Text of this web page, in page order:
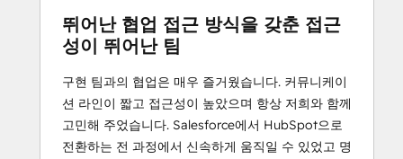
뛰어난 협업 접근 방식을 갖춘 접근
성이 뛰어난 팀
구현 팀과의 협업은 매우 즐거웠습니다. 커뮤니케이
션 라인이 짧고 접근성이 높았으며 항상 저희와 함께
고민해 주었습니다. Salesforce에서 HubSpot으로
전환하는 전 과정에서 신속하게 움직일 수 있었고 명